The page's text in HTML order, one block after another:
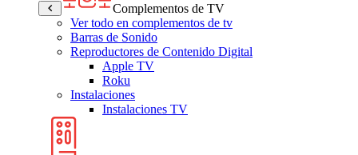
Complementos de TV
Ver todo en complementos de tv
Barras de Sonido
Reproductores de Contenido Digital
Apple TV
Roku
Instalaciones
Instalaciones TV